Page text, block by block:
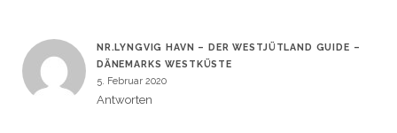
NR.LYNGVIG HAVN – DER WESTJÜTLAND GUIDE –
DÄNEMARKS WESTKÜSTE
5. Februar 2020
Antworten